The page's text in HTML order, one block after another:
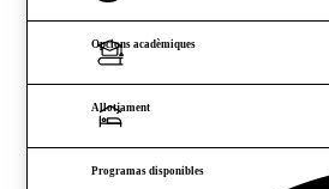
Opcions acadèmiques
Allotjament
Programas disponibles